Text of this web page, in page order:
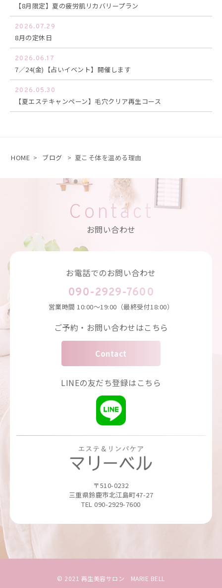
【8月限定】夏の疲労肌リカバリープラン
2026.07.29
8月の定休日
2026.06.17
7／24(金)【占いイベント】開催します
2026.05.30
【夏エステキャンペーン】毛穴クリア再生コース
HOME > ブログ > 夏こそ体を温める理由
Contact
お問い合わせ
お電話でのお問い合わせ
090-2929-7600
営業時間 10:00～19:00（最終受付18:00）
ご予約・お問い合わせはこちら
Contact
LINEの友だち登録はこちら
〒510-0232
三重県鈴鹿市北江島町47-27
TEL 090-2929-7600
© 2021 再生美容サロン MARIE BELL